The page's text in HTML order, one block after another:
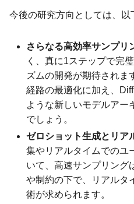
今後の研究方向としては、以
さらなる高効率サンプリ
く、真に1ステップで完
ズムの開発が期待されま
経路の最適化に加え、
ような新しいモデルアー
でしょう。
ゼロショット生成とリア
集やリアルタイムでのユ
いて、高速サンプリング
や制約の下で、リアルタ
術が求められます。